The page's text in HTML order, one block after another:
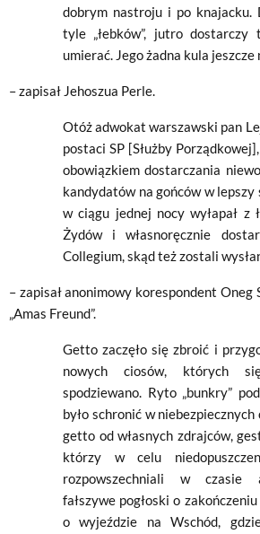
dobrym nastroju i po knajacku.
tyle „łebków”, jutro
umierać. Jego żadna kula jeszcze
– zapisał Jehoszua Perle.
Otóż adwokat warszawski pan
postaci SP [Służby
obowiązkiem dostarczania
kandydatów na gońców w
w ciągu jednej nocy wyłapał z
Żydów i własnoręcznie
Collegium, skąd też zostali
– zapisał anonimowy korespondent Oneg
„Amas Freund”.
Getto zaczęło się zbroić i
nowych ciosów, których
spodziewano. Ryto „bunkry”
było schronić w
getto od własnych zdrajców,
którzy w celu
rozpowszechniali w czasie
fałszywe pogłoski o
o wyjeździe na Wschód,